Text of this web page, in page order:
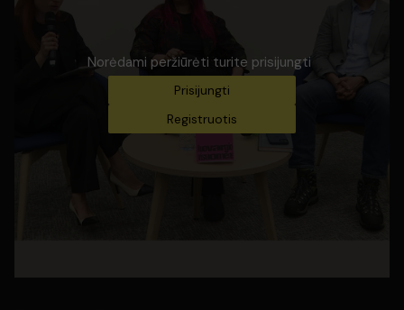
Norėdami peržiūrėti turite prisijungti
Prisijungti
Registruotis